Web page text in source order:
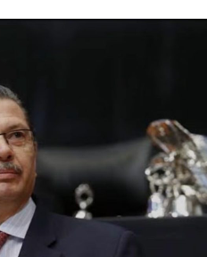
clases en línea por el
por climas extremos